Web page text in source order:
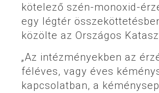
kötelező szén-monoxid-
egy légtér
közölte az Országos
„Az intézményekben az
féléves, vagy éves
kapcsolatban, a